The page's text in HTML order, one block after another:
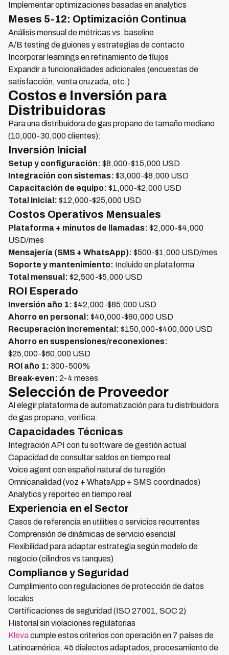
Implementar optimizaciones basadas en analytics
Meses 5-12: Optimización Continua
Análisis mensual de métricas vs. baseline
A/B testing de guiones y estrategias de contacto
Incorporar learnings en refinamiento de flujos
Expandir a funcionalidades adicionales (encuestas de
satisfacción, venta cruzada, etc.)
Costos e Inversión para
Distribuidoras
Para una distribuidora de gas propano de tamaño mediano
(10,000-30,000 clientes):
Inversión Inicial
Setup y configuración: $8,000-$15,000 USD
Integración con sistemas: $3,000-$8,000 USD
Capacitación de equipo: $1,000-$2,000 USD
Total inicial: $12,000-$25,000 USD
Costos Operativos Mensuales
Plataforma + minutos de llamadas: $2,000-$4,000
USD/mes
Mensajería (SMS + WhatsApp): $500-$1,000 USD/mes
Soporte y mantenimiento: Incluido en plataforma
Total mensual: $2,500-$5,000 USD
ROI Esperado
Inversión año 1: $42,000-$85,000 USD
Ahorro en personal: $40,000-$80,000 USD
Recuperación incremental: $150,000-$400,000 USD
Ahorro en suspensiones/reconexiones:
$25,000-$60,000 USD
ROI año 1: 300-500%
Break-even: 2-4 meses
Selección de Proveedor
Al elegir plataforma de automatización para tu distribuidora
de gas propano, verifica:
Capacidades Técnicas
Integración API con tu software de gestión actual
Capacidad de consultar saldos en tiempo real
Voice agent con español natural de tu región
Omnicanalidad (voz + WhatsApp + SMS coordinados)
Analytics y reporteo en tiempo real
Experiencia en el Sector
Casos de referencia en utilities o servicios recurrentes
Comprensión de dinámicas de servicio esencial
Flexibilidad para adaptar estrategia según modelo de
negocio (cilindros vs tanques)
Compliance y Seguridad
Cumplimiento con regulaciones de protección de datos
locales
Certificaciones de seguridad (ISO 27001, SOC 2)
Historial sin violaciones regulatorias
Klevacumple estos criterios con operación en 7 países de
Latinoamérica, 45 dialectos adaptados, procesamiento de